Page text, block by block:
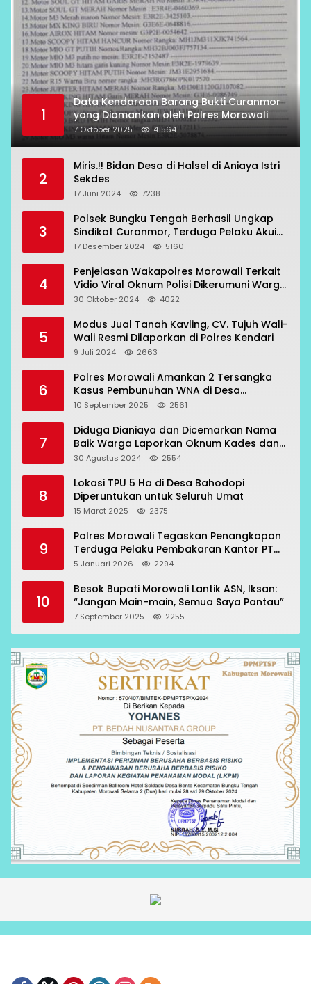
1
Data Kendaraan Barang Bukti Curanmor
yang Diamankan oleh Polres Morowali
7 Oktober 2025 41564
2
Miris.!! Bidan Desa di Halsel di Aniaya Istri
Sekdes
17 Juni 2024 7238
3
Polsek Bungku Tengah Berhasil Ungkap
Sindikat Curanmor, Terduga Pelaku Akui
Beraksi di 7 Lokasi
17 Desember 2024 5160
4
Penjelasan Wakapolres Morowali Terkait
Vidio Viral Oknum Polisi Dikerumuni Warga
Bahodopi
30 Oktober 2024 4022
5
Modus Jual Tanah Kavling, CV. Tujuh Wali-
Wali Resmi Dilaporkan di Polres Kendari
9 Juli 2024 2663
6
Polres Morowali Amankan 2 Tersangka
Kasus Pembunuhan WNA di Desa
Topogaro
10 September 2025 2561
7
Diduga Dianiaya dan Dicemarkan Nama
Baik Warga Laporkan Oknum Kades dan
Oknum Polisi
30 Agustus 2024 2554
8
Lokasi TPU 5 Ha di Desa Bahodopi
Diperuntukan untuk Seluruh Umat
15 Maret 2025 2375
9
Polres Morowali Tegaskan Penangkapan
Terduga Pelaku Pembakaran Kantor PT
RCP Sesuai Prosedur
5 Januari 2026 2294
10
Besok Bupati Morowali Lantik ASN, Iksan:
“Jangan Main-main, Semua Saya Pantau”
7 September 2025 2255